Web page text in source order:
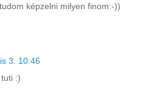
képzelni milyen finom:-))
3. 10:46
:)